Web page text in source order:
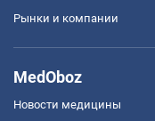
Рынки и компании
MedOboz
Новости медицины